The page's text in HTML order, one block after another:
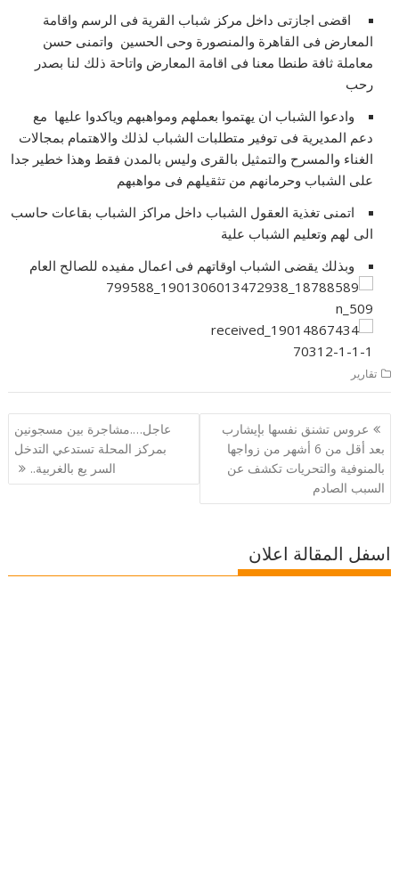
اقضى اجازتى داخل مركز شباب القرية فى الرسم واقامة
المعارض فى القاهرة والمنصورة وحى الحسين واتمنى حسن
معاملة ثافة طنطا معنا فى اقامة المعارض واتاحة ذلك لنا بصدر
رحب
وادعوا الشباب ان يهتموا بعملهم ومواهبهم وياكدوا عليها مع
دعم المديرية فى توفير متطلبات الشباب لذلك والاهتمام بمجالات
الغناء والمسرح والتمثيل بالقرى وليس بالمدن فقط وهذا خطير جدا
على الشباب وحرمانهم من تثقيلهم فى مواهبهم
اتمنى تغذية العقول الشباب داخل مراكز الشباب بقاعات حاسب
الى لهم وتعليم الشباب علية
وبذلك يقضى الشباب اوقاتهم فى اعمال مفيده للصالح العام
تقارير
تصفّح
المقالات
عروس تشنق نفسها بإيشارب
بعد أقل من 6 أشهر من زواجها
بالمنوفية والتحريات تكشف عن
السبب الصادم
عاجل….مشاجرة بين مسجونين
بمركز المحلة تستدعي التدخل
السر يع بالغربية..
اسفل المقالة اعلان